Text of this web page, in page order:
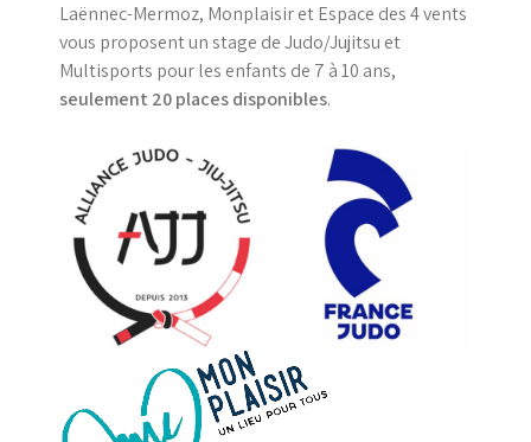
Laënnec-Mermoz, Monplaisir et Espace des 4 vents
vous proposent un stage de Judo/Jujitsu et
Multisports pour les enfants de 7 à 10 ans,
seulement 20 places disponibles.